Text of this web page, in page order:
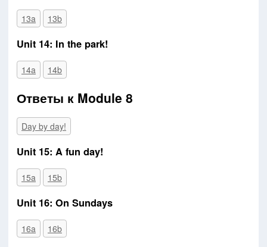
13a 13b
Unit 14: In the park!
14a 14b
Ответы к Module 8
Day by day!
Unit 15: A fun day!
15a 15b
Unit 16: On Sundays
16a 16b